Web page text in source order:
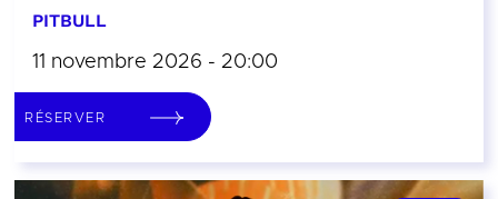
PITBULL
11 novembre 2026 - 20:00
RÉSERVER